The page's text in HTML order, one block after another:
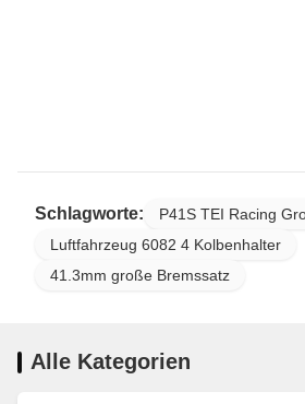
Schlagworte:
P41S TEI Racing
Luftfahrzeug 6082 4 Kolbenhalter
41.3mm große Bremssatz
Alle Kategorien